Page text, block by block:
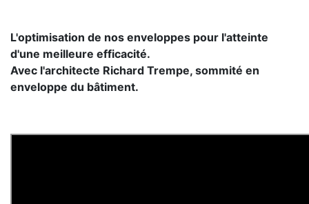
L'optimisation de nos enveloppes pour l'atteinte
d'une meilleure efficacité.
Avec l'architecte Richard Trempe, sommité en
enveloppe du bâtiment.